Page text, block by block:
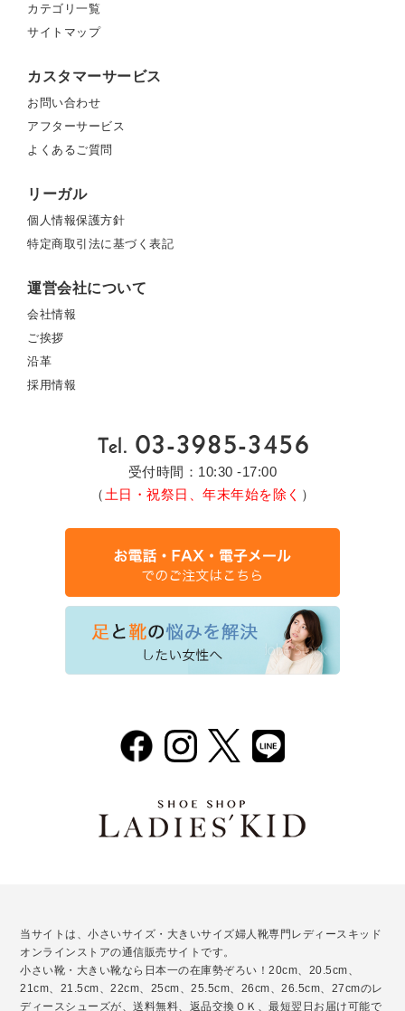
カテゴリ一覧
サイトマップ
カスタマーサービス
お問い合わせ
アフターサービス
よくあるご質問
リーガル
個人情報保護方針
特定商取引法に基づく表記
運営会社について
会社情報
ご挨拶
沿革
採用情報
受付時間：10:30 -17:00
（ 土日・祝祭日、年末年始を除く ）
当サイトは、小さいサイズ・大きいサイズ婦人靴専門レディースキッド
オンラインストアの通信販売サイトです。
小さい靴・大きい靴なら日本一の在庫勢ぞろい！20cm、20.5cm、
21cm、21.5cm、22cm、25cm、25.5cm、26cm、26.5cm、27cmのレ
ディースシューズが、送料無料、返品交換ＯＫ、最短翌日お届け可能で